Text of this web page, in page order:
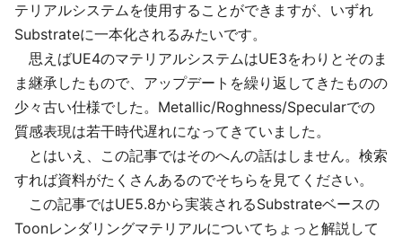
テリアルシステムを使用することができますが、いずれ
Substrateに一本化されるみたいです。
思えばUE4のマテリアルシステムはUE3をわりとそのま
ま継承したもので、アップデートを繰り返してきたものの
少々古い仕様でした。Metallic/Roghness/Specularでの
質感表現は若干時代遅れになってきていました。
とはいえ、この記事ではそのへんの話はしません。検索
すれば資料がたくさんあるのでそちらを見てください。
この記事ではUE5.8から実装されるSubstrateベースの
Toonレンダリングマテリアルについてちょっと解説して